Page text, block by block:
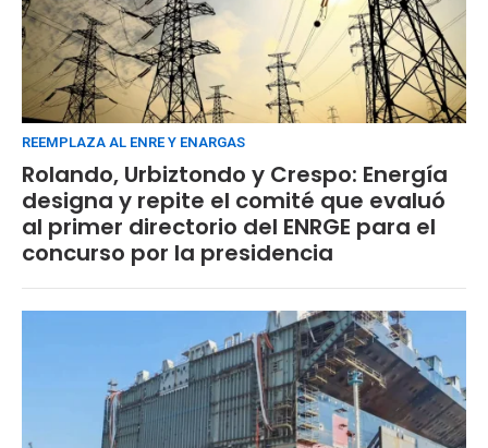
REEMPLAZA AL ENRE Y ENARGAS
Rolando, Urbiztondo y Crespo: Energía
designa y repite el comité que evaluó
al primer directorio del ENRGE para el
concurso por la presidencia